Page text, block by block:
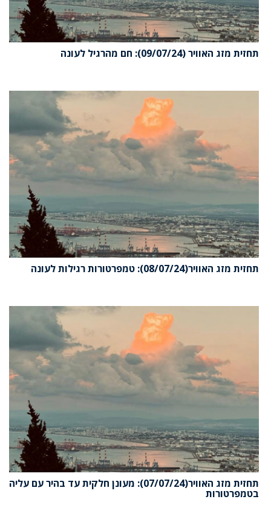
תחזית מזג האוויר (09/07/24): חם מהרגיל לעונה
תחזית מזג האוויר(08/07/24): טמפרטורות רגילות לעונה
תחזית מזג האוויר(07/07/24): מעונן חלקית עד בהיר עם עליה
בטמפרטורות